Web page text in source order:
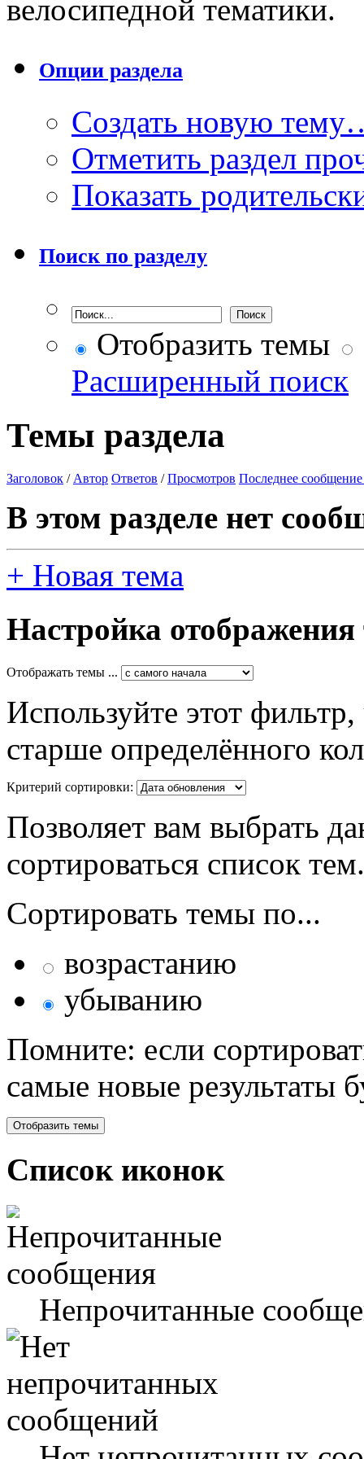
велосипедной тематики.
Опции раздела
Создать новую
Отметить раздел
Показать
Поиск по разделу
Отобразить темы
Расширенный поиск
Темы раздела
Заголовок / Автор Ответов /Просмотров Последнее сообщение
В этом разделе нет
+ Новая тема
Настройка отображения
Отображать темы ...
Используйте этот
старше определённого
Критерий сортировки:
Позволяет вам выбрать
сортироваться список тем.
Сортировать темы по...
возрастанию
убыванию
Помните: если
самые новые результаты
Список иконок
Непрочитанные